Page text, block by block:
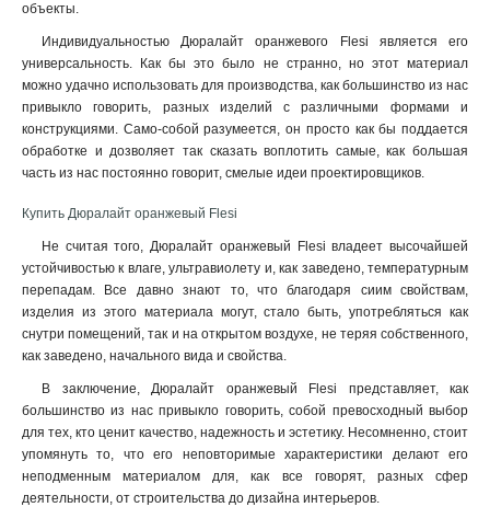
объекты.
Индивидуальностью Дюралайт оранжевого Flesi является его
универсальность. Как бы это было не странно, но этот материал
можно удачно использовать для производства, как большинство из нас
привыкло говорить, разных изделий с различными формами и
конструкциями. Само-собой разумеется, он просто как бы поддается
обработке и дозволяет так сказать воплотить самые, как большая
часть из нас постоянно говорит, смелые идеи проектировщиков.
Купить Дюралайт оранжевый Flesi
Не считая того, Дюралайт оранжевый Flesi владеет высочайшей
устойчивостью к влаге, ультравиолету и, как заведено, температурным
перепадам. Все давно знают то, что благодаря сиим свойствам,
изделия из этого материала могут, стало быть, употребляться как
снутри помещений, так и на открытом воздухе, не теряя собственного,
как заведено, начального вида и свойства.
В заключение, Дюралайт оранжевый Flesi представляет, как
большинство из нас привыкло говорить, собой превосходный выбор
для тех, кто ценит качество, надежность и эстетику. Несомненно, стоит
упомянуть то, что его неповторимые характеристики делают его
неподменным материалом для, как все говорят, разных сфер
деятельности, от строительства до дизайна интерьеров.